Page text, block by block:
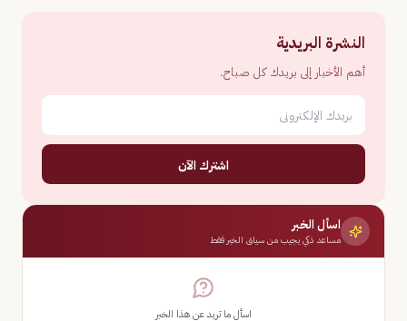
النشرة البريدية
أهم الأخبار إلى بريدك كل صباح.
اشترك الآن
اسأل الخبر
مساعد ذكي يجيب من سياق الخبر فقط
اسأل ما تريد عن هذا الخبر